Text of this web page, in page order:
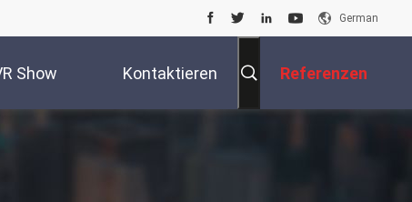
German
Show Kontaktieren Referenzen